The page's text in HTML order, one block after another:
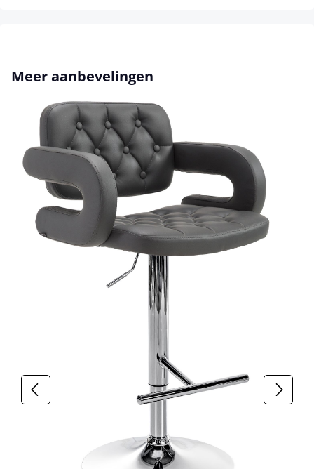
Productgalerij overslaan
Meer aanbevelingen